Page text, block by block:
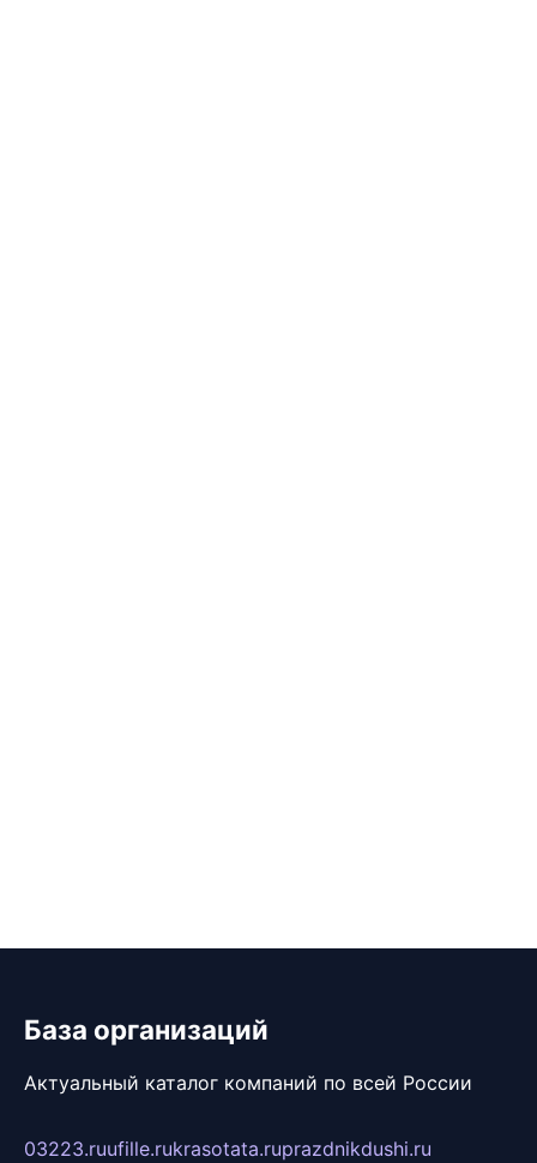
База организаций
Актуальный каталог компаний по всей России
03223.ruufille.rukrasotata.ruprazdnikdushi.ru